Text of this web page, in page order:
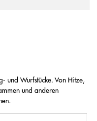
und Wurfstücke. Von Hitze,
und anderen